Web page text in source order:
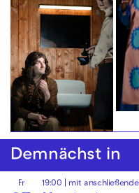
Demnächst in
Fr 19:00 | mit